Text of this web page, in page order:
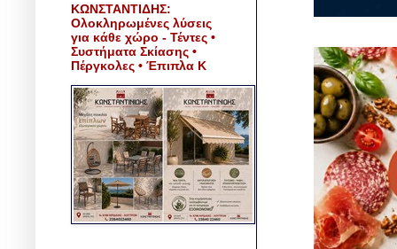
ΚΩΝΣΤΑΝΤΙΔΗΣ:
Ολοκληρωμένες λύσεις
για κάθε χώρο - Τέντες •
Συστήματα Σκίασης •
Πέργκολες • Έπιπλα Κ